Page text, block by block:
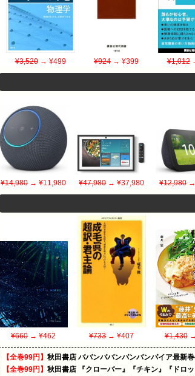
¥3,520→ ¥499 ¥924 → ¥399 ¥1,012
¥14,980 → ¥11,980 ¥47,980→ ¥37,980 ¥12,980→
¥660 → ¥462 ¥733→ ¥407 ¥1,430→
【全巻99円】 秋田書店 ババンババンバンバンパイア最新
【全巻99円】 秋田書店 『クローバー』『チキン』『ドロ